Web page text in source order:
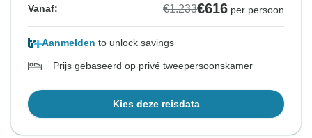
Vanaf: €1.233€616 per persoon
Aanmelden to unlock savings
Prijs gebaseerd op privé tweepersoonskamer
Kies deze reisdata